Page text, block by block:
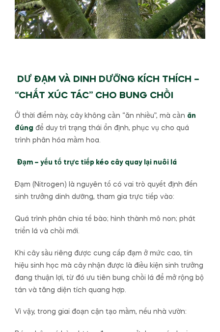
DƯ ĐẠM VÀ DINH DƯỠNG KÍCH THÍCH –
“CHẤT XÚC TÁC” CHO BUNG CHỒI
Ở thời điểm này, cây không cần “ăn nhiều”, mà cần ăn
đúng để duy trì trạng thái ổn định, phục vụ cho quá
trình phân hóa mầm hoa.
Đạm – yếu tố trực tiếp kéo cây quay lại nuôi lá
Đạm (Nitrogen) là nguyên tố có vai trò quyết định đến
sinh trưởng dinh dưỡng, tham gia trực tiếp vào:
Quá trình phân chia tế bào; hình thành mô non; phát
triển lá và chồi mới.
Khi cây sầu riêng được cung cấp đạm ở mức cao, tín
hiệu sinh học mà cây nhận được là điều kiện sinh trưởng
đang thuận lợi, từ đó ưu tiên bung chồi lá để mở rộng bộ
tán và tăng diện tích quang hợp.
Vì vậy, trong giai đoạn cận tạo mầm, nếu nhà vườn: